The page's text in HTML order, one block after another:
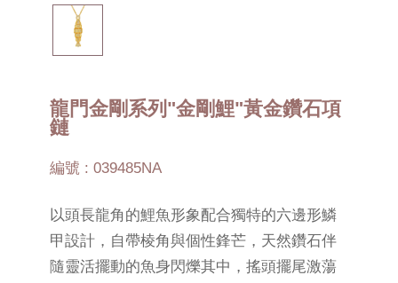
龍門金剛系列"金剛鯉"黃金鑽石項
鏈
編號 : 039485NA
以頭長龍角的鯉魚形象配合獨特的六邊形鱗
甲設計，自帶棱角與個性鋒芒，天然鑽石伴
隨靈活擺動的魚身閃爍其中，搖頭擺尾激蕩